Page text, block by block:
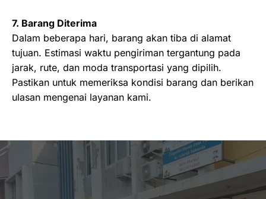
7. Barang Diterima
Dalam beberapa hari, barang akan tiba di alamat
tujuan. Estimasi waktu pengiriman tergantung pada
jarak, rute, dan moda transportasi yang dipilih.
Pastikan untuk memeriksa kondisi barang dan berikan
ulasan mengenai layanan kami.